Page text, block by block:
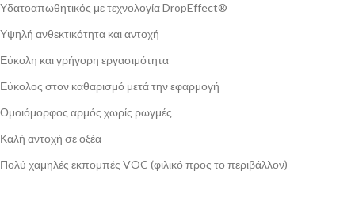
Υδατοαπωθητικός με τεχνολογία DropEffect®
Υψηλή ανθεκτικότητα και αντοχή
Εύκολη και γρήγορη εργασιμότητα
Εύκολος στον καθαρισμό μετά την εφαρμογή
Ομοιόμορφος αρμός χωρίς ρωγμές
Καλή αντοχή σε οξέα
Πολύ χαμηλές εκπομπές VOC (φιλικό προς το περιβάλλον)